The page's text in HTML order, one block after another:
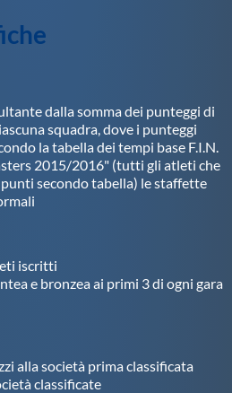
dalla somma dei punteggi di
squadra, dove i punteggi
la tabella dei tempi base F.I.N.
2015/2016" (tutti gli atleti che
secondo tabella) le staffette
iscritti
e bronzea ai primi 3 di ogni gara
alla società prima classificata
classificate